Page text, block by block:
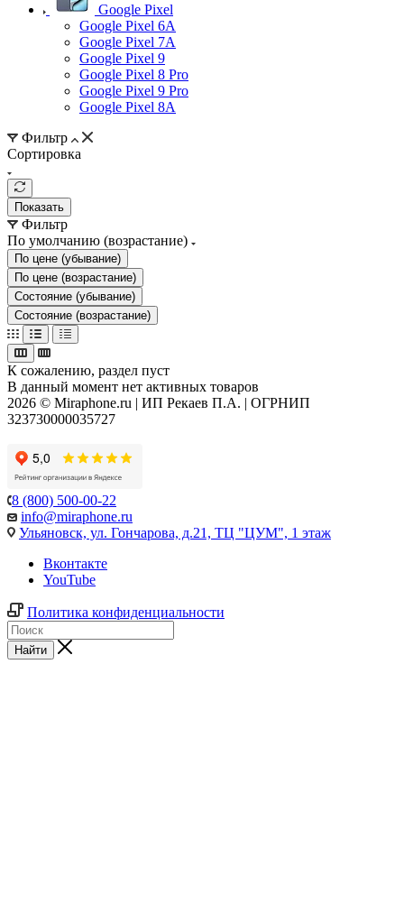
Google Pixel
Google Pixel 6A
Google Pixel 7А
Google Pixel 9
Google Pixel 8 Pro
Google Pixel 9 Pro
Google Pixel 8A
Фильтр
Сортировка
Показать
Фильтр
По умолчанию (возрастание)
По цене (убывание)
По цене (возрастание)
Состояние (убывание)
Состояние (возрастание)
К сожалению, раздел пуст
В данный момент нет активных товаров
2026 © Miraphone.ru | ИП Рекаев П.А. | ОГРНИП
323730000035727
8 (800) 500-00-22
info@miraphone.ru
Ульяновск, ул. Гончарова, д.21, ТЦ "ЦУМ", 1 этаж
Вконтакте
YouTube
Политика конфиденциальности
Найти